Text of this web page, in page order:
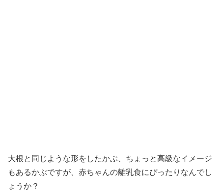
大根と同じような形をしたかぶ、ちょっと高級なイメージ
もあるかぶですが、赤ちゃんの離乳食にぴったりなんでし
ょうか？